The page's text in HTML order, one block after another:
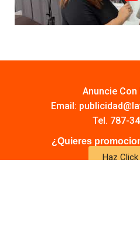
Anuncie
Email:
Tel. 787-
¿Quieres
Haz Click